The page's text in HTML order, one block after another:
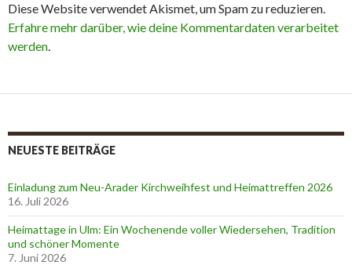
Diese Website verwendet Akismet, um Spam zu reduzieren.
Erfahre mehr darüber, wie deine Kommentardaten verarbeitet
werden.
NEUESTE BEITRÄGE
Einladung zum Neu-Arader Kirchweihfest und Heimattreffen 2026
16. Juli 2026
Heimattage in Ulm: Ein Wochenende voller Wiedersehen, Tradition
und schöner Momente
7. Juni 2026